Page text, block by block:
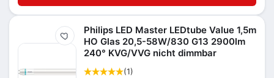
Merken
Philips LED Master LEDtube Value 1,5m
HO Glas 20,5-58W/830 G13 2900lm
240° KVG/VVG nicht dimmbar
(1)